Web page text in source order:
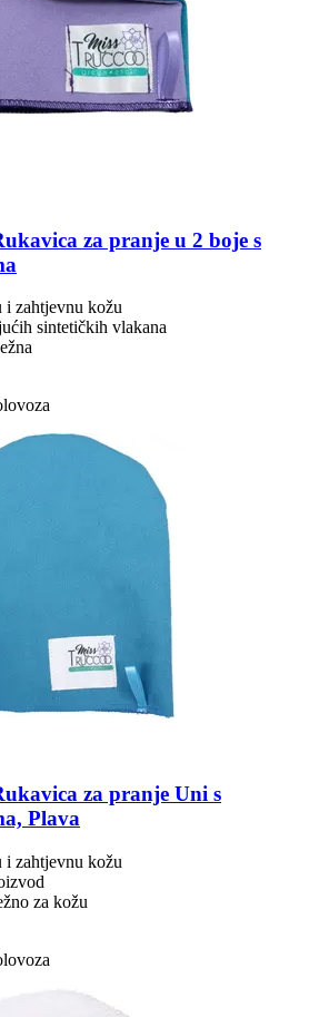
za pranje u 2 boje s
i zahtjevnu kožu
sintetičkih vlakana
za pranje Uni s
Plava
i zahtjevnu kožu
za kožu